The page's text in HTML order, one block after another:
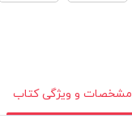
مشخصات و ویژگی کتاب